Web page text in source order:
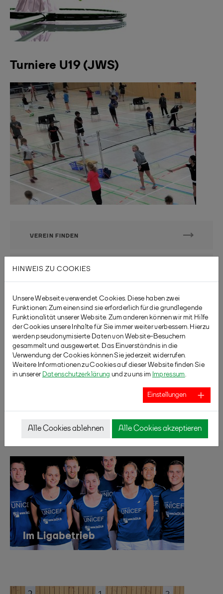
Turniere U19 (JWS)
VEREIN FINDEN
SPIELORTE
TURNIERPLANER (BTP)
ICH HELFE GERNE WEITER!
SANDRA BLEICH
HINWEIS ZU COOKIES
Unsere Webseite verwendet Cookies. Diese haben zwei
Funktionen: Zum einen sind sie erforderlich für die grundlegende
Funktionalität unserer Website. Zum anderen können wir mit Hilfe
der Cookies unsere Inhalte für Sie immer weiter verbessern. Hierzu
werden pseudonymisierte Daten von Website-Besuchern
gesammelt und ausgewertet. Das Einverständnis in die
Verwendung der Cookies können Sie jederzeit widerrufen.
Weitere Informationen zu Cookies auf dieser Website finden Sie
in unserer Datenschutzerklärung und zu uns im Impressum.
Einstellungen
Alle Cookies ablehnen Alle Cookies akzeptieren